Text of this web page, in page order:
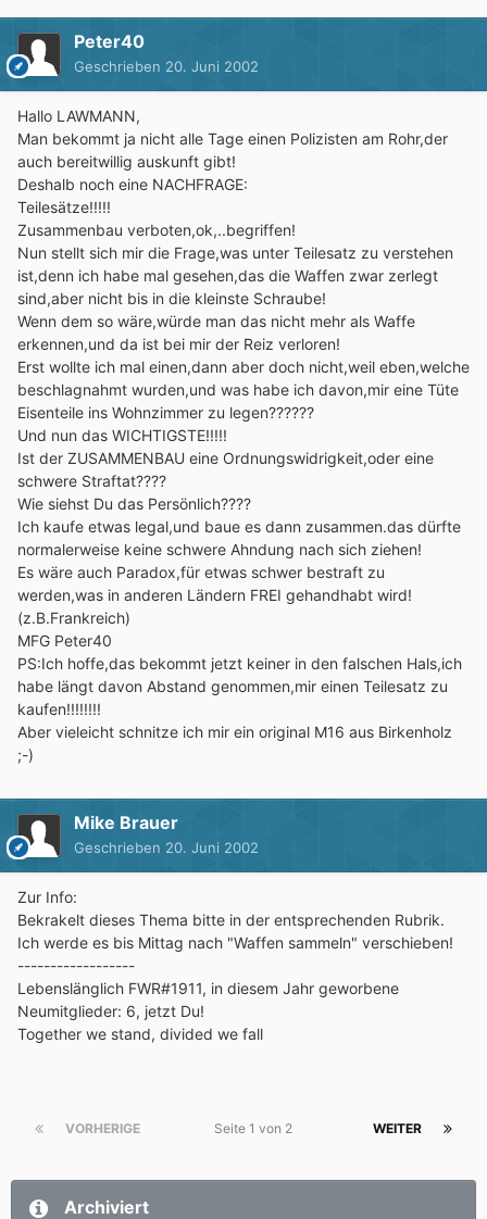
Peter40
Geschrieben 20. Juni 2002
Hallo LAWMANN,
Man bekommt ja nicht alle Tage einen Polizisten am Rohr,der
auch bereitwillig auskunft gibt!
Deshalb noch eine NACHFRAGE:
Teilesätze!!!!!
Zusammenbau verboten,ok,..begriffen!
Nun stellt sich mir die Frage,was unter Teilesatz zu verstehen
ist,denn ich habe mal gesehen,das die Waffen zwar zerlegt
sind,aber nicht bis in die kleinste Schraube!
Wenn dem so wäre,würde man das nicht mehr als Waffe
erkennen,und da ist bei mir der Reiz verloren!
Erst wollte ich mal einen,dann aber doch nicht,weil eben,welche
beschlagnahmt wurden,und was habe ich davon,mir eine Tüte
Eisenteile ins Wohnzimmer zu legen??????
Und nun das WICHTIGSTE!!!!!
Ist der ZUSAMMENBAU eine Ordnungswidrigkeit,oder eine
schwere Straftat????
Wie siehst Du das Persönlich????
Ich kaufe etwas legal,und baue es dann zusammen.das dürfte
normalerweise keine schwere Ahndung nach sich ziehen!
Es wäre auch Paradox,für etwas schwer bestraft zu
werden,was in anderen Ländern FREI gehandhabt wird!
(z.B.Frankreich)
MFG Peter40
PS:Ich hoffe,das bekommt jetzt keiner in den falschen Hals,ich
habe längt davon Abstand genommen,mir einen Teilesatz zu
kaufen!!!!!!!!
Aber vieleicht schnitze ich mir ein original M16 aus Birkenholz
;-)
Mike Brauer
Geschrieben 20. Juni 2002
Zur Info:
Bekrakelt dieses Thema bitte in der entsprechenden Rubrik.
Ich werde es bis Mittag nach "Waffen sammeln" verschieben!
------------------
Lebenslänglich FWR#1911, in diesem Jahr geworbene
Neumitglieder: 6, jetzt Du!
Together we stand, divided we fall
VORHERIGE WEITER
Seite 1 von 2
Archiviert